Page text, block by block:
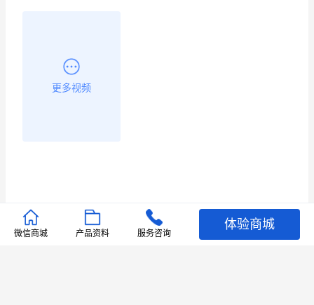
更多视频
推荐文章
微信商城 产品资料 服务咨询
体验商城